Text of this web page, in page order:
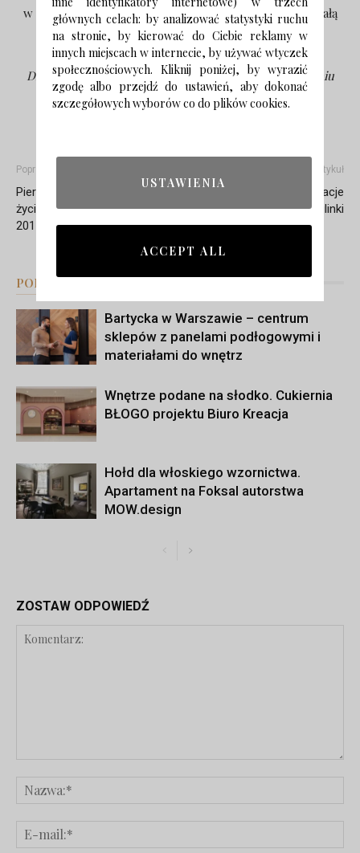
w okresie jesienno – zimowym może okazać się doskonałą
formą relaksu.
Dziękujemy firmieExtradomza pomoc w przygotowaniu
artykułu.
Poprzedni artykuł
Pierre Frey, czyli francuski styl
życia odwiedził Warsaw Home
2017
Następny artykuł
Terracotta, czyli inspiracje
kolorem czerwonej glinki
PODOBNE ARTYKUŁY WIĘCEJ OD AUTORA
Bartycka w Warszawie – centrum
sklepów z panelami podłogowymi i
materiałami do wnętrz
Wnętrze podane na słodko. Cukiernia
BŁOGO projektu Biuro Kreacja
Hołd dla włoskiego wzornictwa.
Apartament na Foksal autorstwa
MOW.design
ZOSTAW ODPOWIEDŹ
głównych celach: by analizować statystyki ruchu
na stronie, by kierować do Ciebie reklamy w
innych miejscach w internecie, by używać wtyczek
społecznościowych. Kliknij poniżej, by wyrazić
zgodę albo przejdź do ustawień, aby dokonać
szczegółowych wyborów co do plików cookies.
USTAWIENIA
ACCEPT ALL